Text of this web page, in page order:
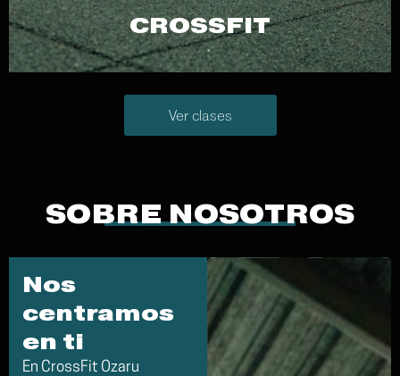
CROSSFIT
Ver clases
SOBRE NOSOTROS
Nos
centramos
en ti
En CrossFit Ozaru